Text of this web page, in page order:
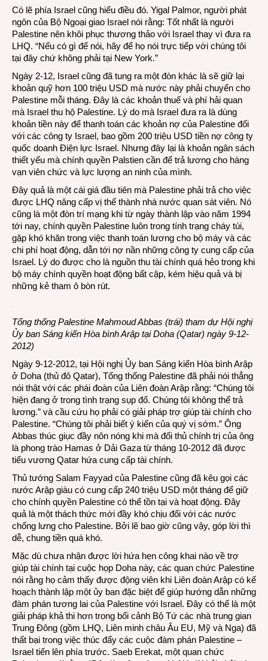
Có lẽ phía Israel cũng hiểu điều đó. Yigal Palmor, người phát
ngôn của Bộ Ngoại giao Israel nói rằng: Tốt nhất là người
Palestine nên khôi phục thương thảo với Israel thay vì đưa ra
LHQ. “Nếu có gì để nói, hãy để họ nói trực tiếp với chúng tôi
tại đây chứ không phải tại New York.”
Ngày 2-12, Israel cũng đã tung ra một đòn khác là sẽ giữ lại
khoản quỹ hơn 100 triệu USD mà nước này phải chuyển cho
Palestine mỗi tháng. Đây là các khoản thuế và phí hải quan
mà Israel thu hộ Palestine. Lý do mà Israel đưa ra là dùng
khoản tiền này để thanh toán các khoản nợ của Palestine đối
với các công ty Israel, bao gồm 200 triệu USD tiền nợ công ty
quốc doanh Điện lực Israel. Nhưng đây lại là khoản ngân sách
thiết yếu mà chính quyền Palstien cần để trả lương cho hàng
vạn viên chức và lực lượng an ninh của mình.
Đây quả là một cái giá đầu tiên mà Palestine phải trả cho việc
được LHQ nâng cấp vị thế thành nhà nước quan sát viên. Nó
cũng là một đòn trí mạng khi từ ngày thành lập vào năm 1994
tới nay, chính quyền Palestine luôn trong tính trạng cháy túi,
gặp khó khăn trong việc thanh toán lương cho bộ máy và các
chi phí hoạt động, dẫn tới nợ nần những công ty cung cấp của
Israel. Lý do được cho là nguồn thu tài chính quá hẻo trong khi
bộ máy chính quyền hoạt động bất cập, kém hiệu quả và bị
những kẻ tham ô bòn rút.
Tổng thống Palestine Mahmoud Abbas (trái) tham dự Hội nghị
Ủy ban Sáng kiến Hòa bình Arập tại Doha (Qatar) ngày 9-12-
2012)
Ngày 9-12-2012, tại Hội nghị Ủy ban Sáng kiến Hòa bình Arập
ở Doha (thủ đô Qatar), Tổng thống Palestine đã phải nói thẳng
nói thật với các phái đoàn của Liên đoàn Arập rằng: “Chúng tôi
hiện đang ở trong tình trạng sụp đổ. Chúng tôi không thể trả
lương.” và cầu cứu họ phải có giải pháp trợ giúp tài chính cho
Palestine. “Chúng tôi phải biết ý kiến của quý vị sớm.” Ông
Abbas thúc giục đầy nôn nóng khi mà đối thủ chính trị của ông
là phong trào Hamas ở Dải Gaza từ tháng 10-2012 đã được
tiểu vương Qatar hứa cung cấp tài chính.
Thủ tướng Salam Fayyad của Palestine cũng đã kêu gọi các
nước Arập giàu có cung cấp 240 triệu USD một tháng để giữ
cho chính quyền Palestine có thể tồn tại và hoạt động. Đây
quả là một thách thức mới đầy khó chịu đối với các nước
chống lưng cho Palestine. Bởi lẽ bao giờ cũng vậy, góp lời thì
dễ, chung tiền quá khó.
Mặc dù chưa nhận được lời hứa hẹn công khai nào về trợ
giúp tài chính tại cuộc họp Doha này, các quan chức Palestine
nói rằng họ cảm thấy được động viên khi Liên đoàn Arập có kế
hoạch thành lập một ủy ban đặc biệt để giúp hướng dẫn những
đàm phán tương lai của Palestine với Israel. Đây có thể là một
giải pháp khả thi hơn trong bối cảnh Bộ Tứ các nhà trung gian
Trung Đông (gồm LHQ, Liên minh châu Âu EU, Mỹ và Nga) đã
thất bại trong việc thúc đẩy các cuộc đàm phán Palestine –
Israel tiến lên phía trước. Saeb Erekat, một quan chức